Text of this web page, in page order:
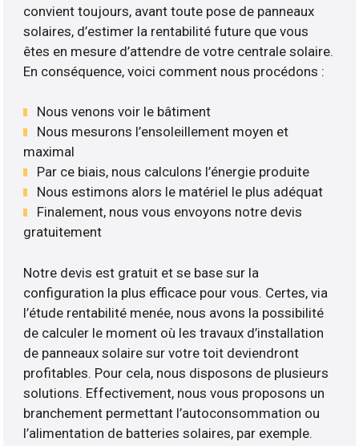
convient toujours, avant toute pose de panneaux
solaires, d’estimer la rentabilité future que vous
êtes en mesure d’attendre de votre centrale solaire.
En conséquence, voici comment nous procédons :
Nous venons voir le bâtiment
Nous mesurons l’ensoleillement moyen et
maximal
Par ce biais, nous calculons l’énergie produite
Nous estimons alors le matériel le plus adéquat
Finalement, nous vous envoyons notre devis
gratuitement
Notre devis est gratuit et se base sur la
configuration la plus efficace pour vous. Certes, via
l’étude rentabilité menée, nous avons la possibilité
de calculer le moment où les travaux d’installation
de panneaux solaire sur votre toit deviendront
profitables. Pour cela, nous disposons de plusieurs
solutions. Effectivement, nous vous proposons un
branchement permettant l’autoconsommation ou
l’alimentation de batteries solaires, par exemple.